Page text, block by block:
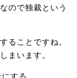
ので独裁という
ることですね。
まいます。